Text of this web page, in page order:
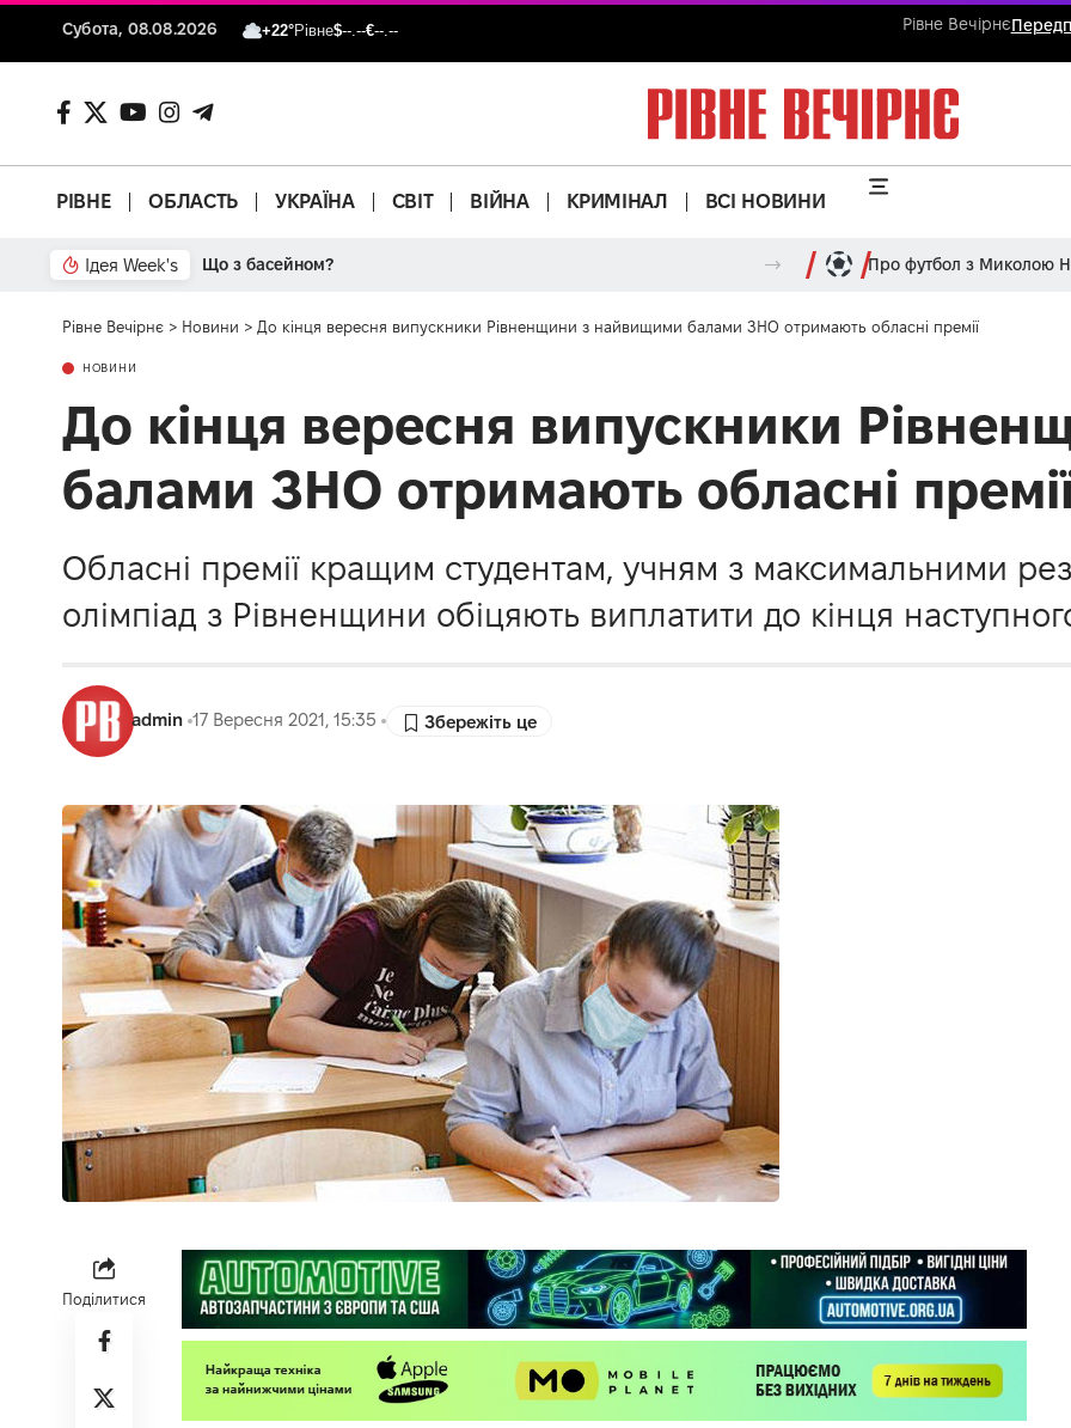
Субота, 08.08.2026 +22°Рівне$--.--€--.-- Рівне Вечірнє
РІВНЕ ОБЛАСТЬ УКРАЇНА СВІТ ВІЙНА КРИМІНАЛ ВСІ НОВИНИ
Ідея Week's Що з басейном? Про футбол з Миколою
Рівне Вечірнє > Новини > До кінця вересня випускники Рівненщини з найвищими балами ЗНО отримають обласні премії
НОВИНИ
До кінця вересня випускники
балами ЗНО отримають обласні
Обласні премії кращим студентам, учням з максимальними
олімпіад з Рівненщини обіцяють виплатити до кінця
admin 17 Вересня 2021, 15:35
Поділитися